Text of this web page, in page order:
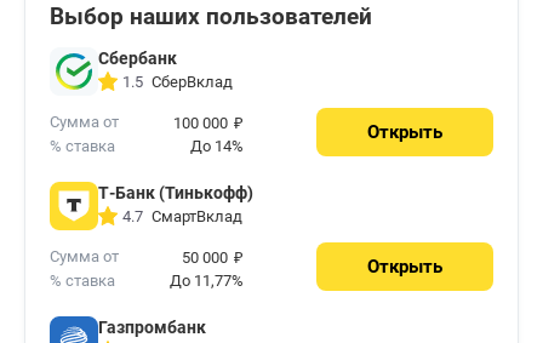
Выбор наших пользователей
Сбербанк
1.5 СберВклад
Сумма от 100 000 ₽
% ставка До 14%
Открыть
Т-Банк (Тинькофф)
4.7 СмартВклад
Сумма от 50 000 ₽
% ставка До 11,77%
Открыть
Газпромбанк